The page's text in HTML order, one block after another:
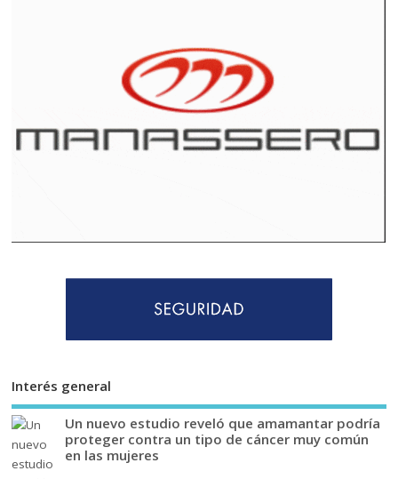
Interés general
Un nuevo estudio reveló que amamantar podría
proteger contra un tipo de cáncer muy común
en las mujeres